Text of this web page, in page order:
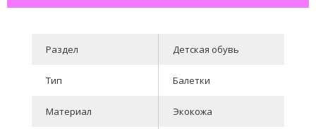
Раздел Детская обувь
Тип Балетки
Материал Экокожа